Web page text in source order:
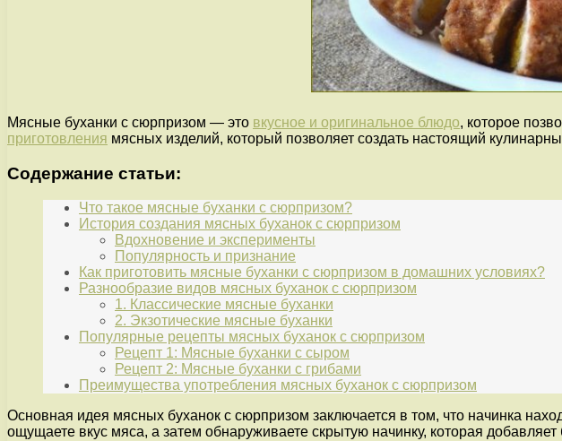
Мясные буханки с сюрпризом — это вкусное и оригинальное блюдо, которое
приготовления мясных изделий, который позволяет создать настоящий
Содержание статьи:
Что такое мясные буханки с сюрпризом?
История создания мясных буханок с сюрпризом
Вдохновение и эксперименты
Популярность и признание
Как приготовить мясные буханки с сюрпризом в домашних условиях?
Разнообразие видов мясных буханок с сюрпризом
1. Классические мясные буханки
2. Экзотические мясные буханки
Популярные рецепты мясных буханок с сюрпризом
Рецепт 1: Мясные буханки с сыром
Рецепт 2: Мясные буханки с грибами
Преимущества употребления мясных буханок с сюрпризом
Основная идея мясных буханок с сюрпризом заключается в том, что начинка
ощущаете вкус мяса, а затем обнаруживаете скрытую начинку, которая